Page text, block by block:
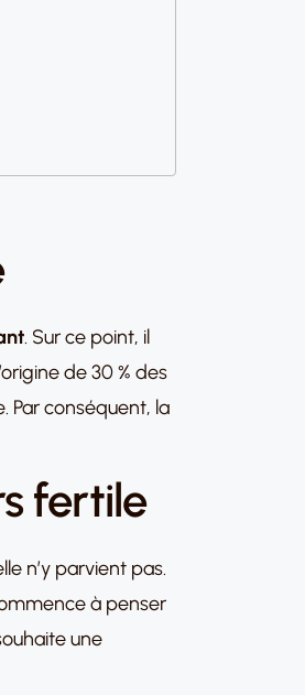
. Sur ce point, il
de 30 % des
Par conséquent, la
fertile
n’y parvient pas.
à penser
une